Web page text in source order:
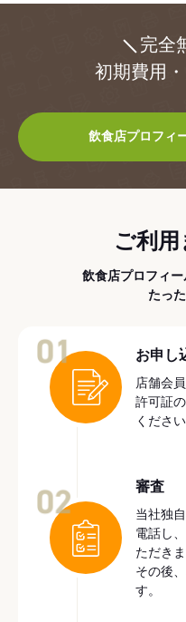
完全
初期費用
飲食店プロフィ
ご利
飲食店プロフィ
たっ
お申し
店舗会
許可証
ください
審査
当社独
電話し
ただきま
その後
す。